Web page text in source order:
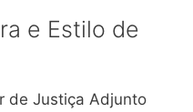
e Estilo de
de Justiça Adjunto